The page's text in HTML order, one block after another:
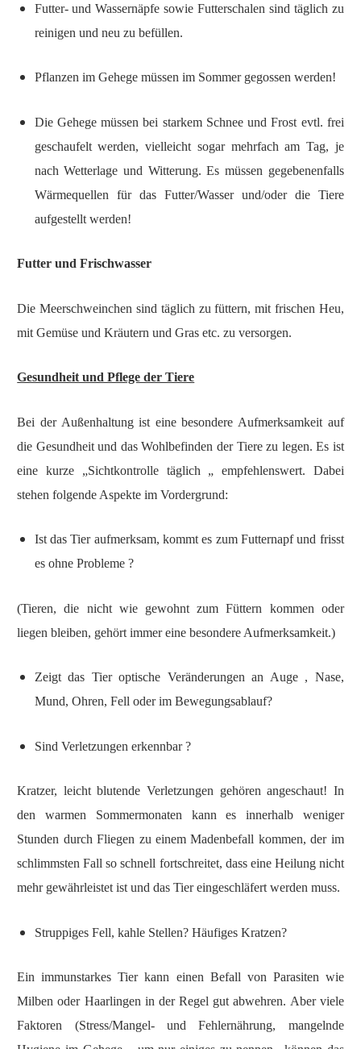
Futter- und Wassernäpfe sowie Futterschalen sind täglich zu
reinigen und neu zu befüllen.
Pflanzen im Gehege müssen im Sommer gegossen werden!
Die Gehege müssen bei starkem Schnee und Frost evtl. frei
geschaufelt werden, vielleicht sogar mehrfach am Tag, je
nach Wetterlage und Witterung. Es müssen gegebenenfalls
Wärmequellen für das Futter/Wasser und/oder die Tiere
aufgestellt werden!
Futter und Frischwasser
Die Meerschweinchen sind täglich zu füttern, mit frischen Heu,
mit Gemüse und Kräutern und Gras etc. zu versorgen.
Gesundheit und Pflege der Tiere
Bei der Außenhaltung ist eine besondere Aufmerksamkeit auf
die Gesundheit und das Wohlbefinden der Tiere zu legen. Es ist
eine kurze „Sichtkontrolle täglich „ empfehlenswert. Dabei
stehen folgende Aspekte im Vordergrund:
Ist das Tier aufmerksam, kommt es zum Futternapf und frisst
es ohne Probleme ?
(Tieren, die nicht wie gewohnt zum Füttern kommen oder
liegen bleiben, gehört immer eine besondere Aufmerksamkeit.)
Zeigt das Tier optische Veränderungen an Auge , Nase,
Mund, Ohren, Fell oder im Bewegungsablauf?
Sind Verletzungen erkennbar ?
Kratzer, leicht blutende Verletzungen gehören angeschaut! In
den warmen Sommermonaten kann es innerhalb weniger
Stunden durch Fliegen zu einem Madenbefall kommen, der im
schlimmsten Fall so schnell fortschreitet, dass eine Heilung nicht
mehr gewährleistet ist und das Tier eingeschläfert werden muss.
Struppiges Fell, kahle Stellen? Häufiges Kratzen?
Ein immunstarkes Tier kann einen Befall von Parasiten wie
Milben oder Haarlingen in der Regel gut abwehren. Aber viele
Faktoren (Stress/Mangel- und Fehlernährung, mangelnde